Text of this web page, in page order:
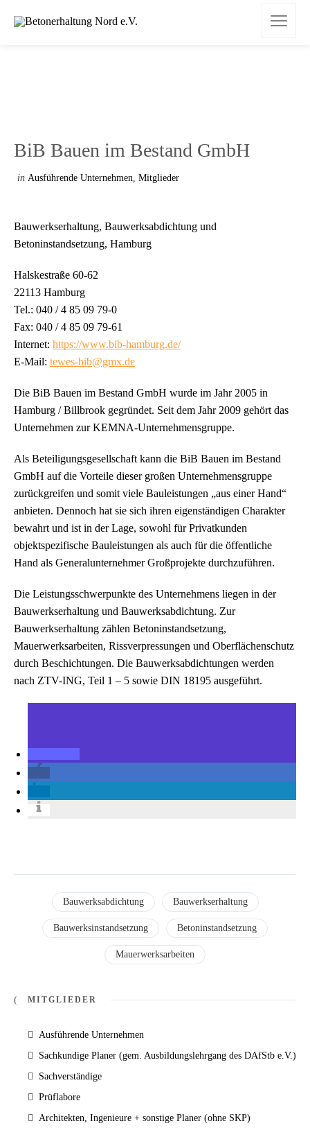
BiB Bauen im Bestand GmbH
in Ausführende Unternehmen, Mitglieder
Bauwerkserhaltung, Bauwerksabdichtung und
Betoninstandsetzung, Hamburg
Halskestraße 60-62
22113 Hamburg
Tel.: 040 / 4 85 09 79-0
Fax: 040 / 4 85 09 79-61
Internet: https://www.bib-hamburg.de/
E-Mail: tewes-bib@gmx.de
Die BiB Bauen im Bestand GmbH wurde im Jahr 2005 in
Hamburg / Billbrook gegründet. Seit dem Jahr 2009 gehört das
Unternehmen zur KEMNA-Unternehmensgruppe.
Als Beteiligungsgesellschaft kann die BiB Bauen im Bestand
GmbH auf die Vorteile dieser großen Unternehmensgruppe
zurückgreifen und somit viele Bauleistungen „aus einer Hand“
anbieten. Dennoch hat sie sich ihren eigenständigen Charakter
bewahrt und ist in der Lage, sowohl für Privatkunden
objektspezifische Bauleistungen als auch für die öffentliche
Hand als Generalunternehmer Großprojekte durchzuführen.
Die Leistungsschwerpunkte des Unternehmens liegen in der
Bauwerkserhaltung und Bauwerksabdichtung. Zur
Bauwerkserhaltung zählen Betoninstandsetzung,
Mauerwerksarbeiten, Rissverpressungen und Oberflächenschutz
durch Beschichtungen. Die Bauwerksabdichtungen werden
nach ZTV-ING, Teil 1 – 5 sowie DIN 18195 ausgeführt.
Bauwerksabdichtung Bauwerkserhaltung
Bauwerksinstandsetzung Betoninstandsetzung
Mauerwerksarbeiten
MITGLIEDER
Ausführende Unternehmen
Sachkundige Planer (gem. Ausbildungslehrgang des DAfStb e.V.)
Sachverständige
Prüflabore
Architekten, Ingenieure + sonstige Planer (ohne SKP)